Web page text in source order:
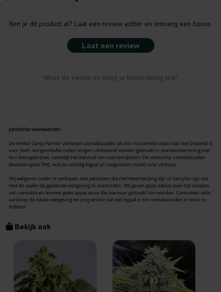
Ken je dit product al? Laat een review achter en ontvang een bonus.
Laat een review
Wees de eerste en voeg je beoordeling toe!
Bekijk ook